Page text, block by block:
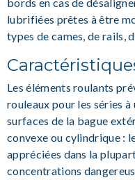
lubrifiées prêtes à être
types de cames, de rails,
Les éléments roulants
rouleaux pour les séries
surfaces de la bague
convexe ou cylindrique :
appréciées dans la
concentrations